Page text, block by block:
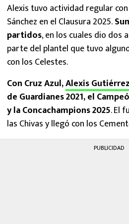
Alexis tuvo actividad regular
Sánchez en el Clausura 2025.
partidos, en los cuales dio dos
parte del plantel que tuvo
con los Celestes.
Con Cruz Azul,Alexis Gutiérrez
de Guardianes 2021, el
y la Concachampions 2025. El
las Chivas y llegó con los
PUBLICIDAD